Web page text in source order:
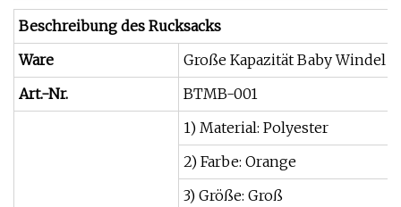
Beschreibung des Rucksacks
Ware
Große Kapazität Baby Windel
Art.-Nr.
BTMB-001
1) Material: Polyester
2) Farbe: Orange
3) Größe: Groß